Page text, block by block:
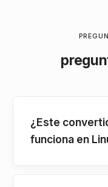
¿Este
funciona en